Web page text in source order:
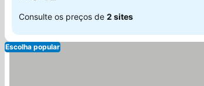
Consulte os preços de 2 sites
Escolha popular